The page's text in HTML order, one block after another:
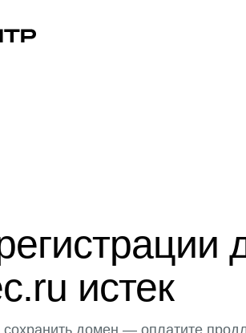
истек
сохранить домен — оплатите